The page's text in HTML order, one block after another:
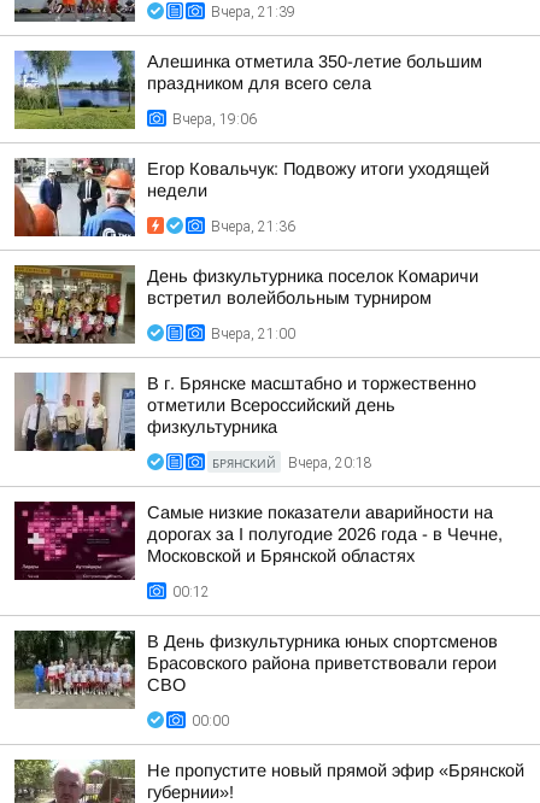
Вчера, 21:39
Алешинка отметила 350-летие большим
праздником для всего села
Вчера, 19:06
Егор Ковальчук: Подвожу итоги уходящей
недели
Вчера, 21:36
День физкультурника поселок Комаричи
встретил волейбольным турниром
Вчера, 21:00
В г. Брянске масштабно и торжественно
отметили Всероссийский день
физкультурника
БРЯНСКИЙ Вчера, 20:18
Самые низкие показатели аварийности на
дорогах за I полугодие 2026 года - в Чечне,
Московской и Брянской областях
00:12
В День физкультурника юных спортсменов
Брасовского района приветствовали герои
СВО
00:00
Не пропустите новый прямой эфир «Брянской
губернии»!